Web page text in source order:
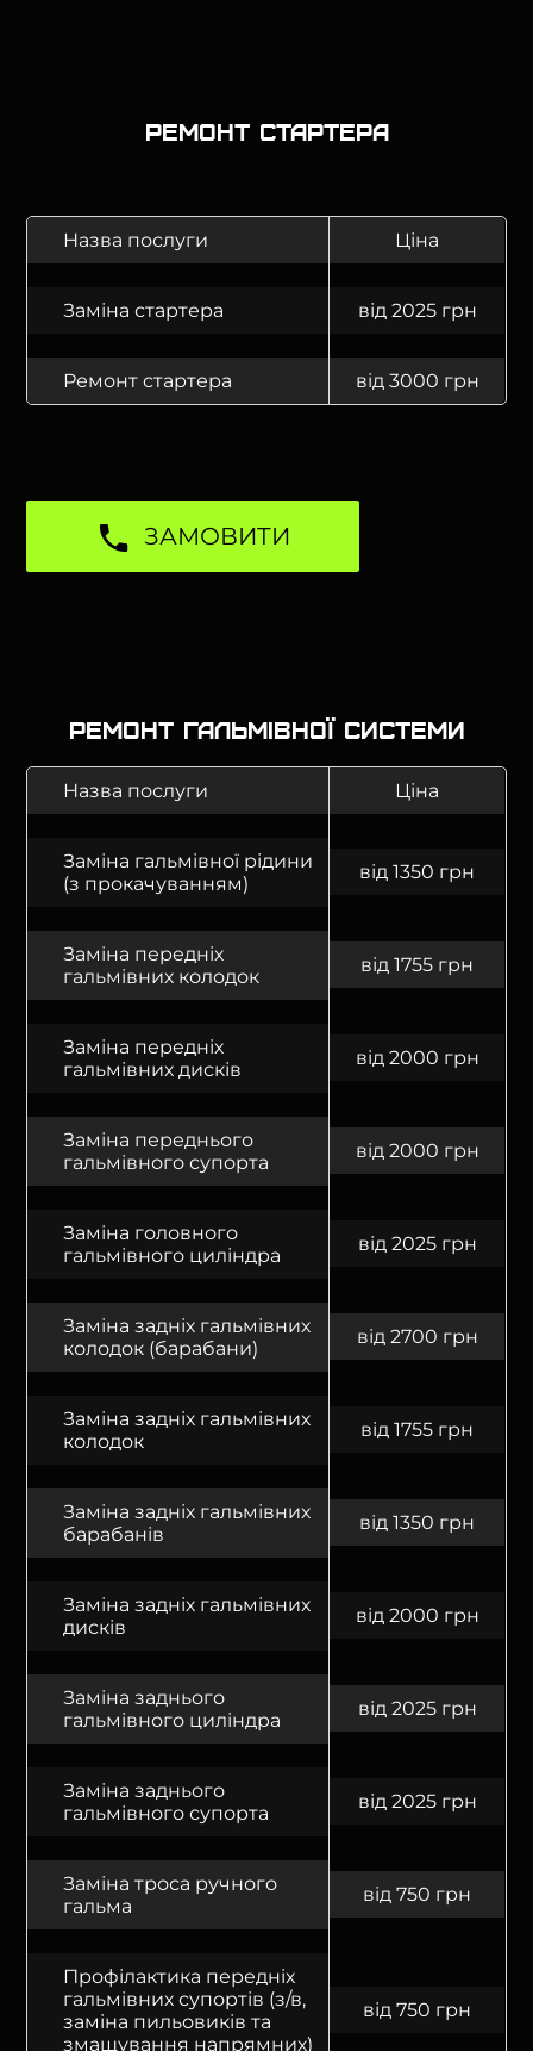
Ремонт стартера
Назва послуги Ціна
Заміна стартера від 2025 грн
Ремонт стартера від 3000 грн
ЗАМОВИТИ
Ремонт гальмівної системи
Назва послуги Ціна
Заміна гальмівної рідини
(з прокачуванням)
від 1350 грн
Заміна передніх
гальмівних колодок
від 1755 грн
Заміна передніх
гальмівних дисків
від 2000 грн
Заміна переднього
гальмівного супорта
від 2000 грн
Заміна головного
гальмівного циліндра
від 2025 грн
Заміна задніх гальмівних
колодок (барабани)
від 2700 грн
Заміна задніх гальмівних
колодок
від 1755 грн
Заміна задніх гальмівних
барабанів
від 1350 грн
Заміна задніх гальмівних
дисків
від 2000 грн
Заміна заднього
гальмівного циліндра
від 2025 грн
Заміна заднього
гальмівного супорта
від 2025 грн
Заміна троса ручного
гальма
від 750 грн
Профілактика передніх
гальмівних супортів (з/в,
заміна пильовиків та
змащування напрямних)
від 750 грн